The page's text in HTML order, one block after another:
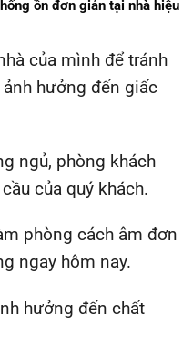
ồn đơn giản tại nhà hiệu
của mình để tránh
hưởng đến giấc
ngủ, phòng khách
của quý khách.
phòng cách âm đơn
ngay hôm nay.
hưởng đến chất